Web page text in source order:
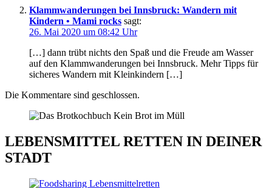
Klammwanderungen bei Innsbruck: Wandern mit
Kindern • Mami rocks sagt:
26. Mai 2020 um 08:42 Uhr
[…] dann trübt nichts den Spaß und die Freude am Wasser
auf den Klammwanderungen bei Innsbruck. Mehr Tipps für
sicheres Wandern mit Kleinkindern […]
Die Kommentare sind geschlossen.
LEBENSMITTEL RETTEN IN DEINER
STADT